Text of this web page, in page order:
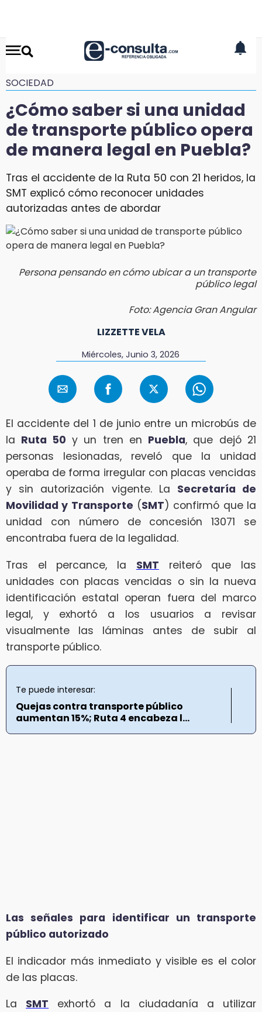
SOCIEDAD
¿Cómo saber si una unidad
de transporte público opera
de manera legal en Puebla?
Tras el accidente de la Ruta 50 con 21 heridos, la
SMT explicó cómo reconocer unidades
autorizadas antes de abordar
Persona pensando en cómo ubicar a un transporte
público legal
Foto: Agencia Gran Angular
LIZZETTE VELA
Miércoles, Junio 3, 2026
El accidente del 1 de junio entre un microbús de
la Ruta 50 y un tren en Puebla, que dejó 21
personas lesionadas, reveló que la unidad
operaba de forma irregular con placas vencidas
y sin autorización vigente. La Secretaría de
Movilidad y Transporte (SMT) confirmó que la
unidad con número de concesión 13071 se
encontraba fuera de la legalidad.
Tras el percance, la SMT reiteró que las
unidades con placas vencidas o sin la nueva
identificación estatal operan fuera del marco
legal, y exhortó a los usuarios a revisar
visualmente las láminas antes de subir al
transporte público.
Te puede interesar:
Quejas contra transporte público
aumentan 15%; Ruta 4 encabeza l...
Las señales para identificar un transporte
público autorizado
El indicador más inmediato y visible es el color
de las placas.
La SMT exhortó a la ciudadanía a utilizar